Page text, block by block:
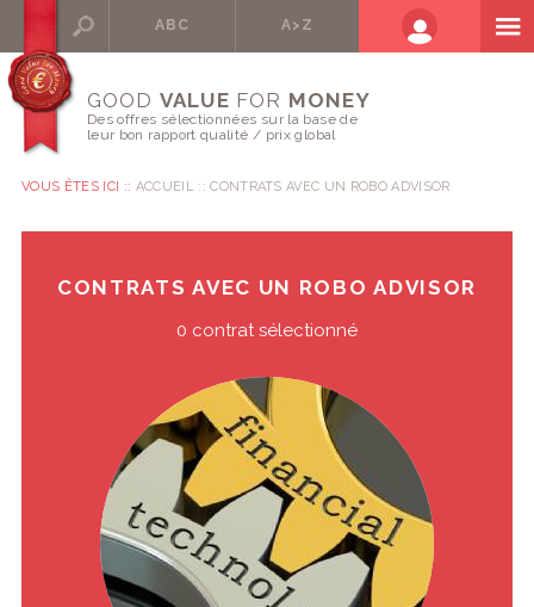
ABC A>Z
GOOD VALUE FOR MONEY
Des offres sélectionnées sur la base de
leur bon rapport qualité / prix global
VOUS ÊTES ICI :: ACCUEIL CONTRATS AVEC UN ROBO ADVISOR
CONTRATS AVEC UN ROBO ADVISOR
0 contrat sélectionné